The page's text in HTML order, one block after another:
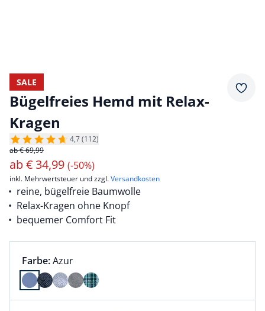
SALE
Bügelfreies Hemd mit Relax-
Kragen
4,7 (112)
ab € 69,99
ab€ 34,99 (-50%)
inkl. Mehrwertsteuer und zzgl.Versandkosten
reine, bügelfreie Baumwolle
Relax-Kragen ohne Knopf
bequemer Comfort Fit
Farbauswahl:
Farbe:aktuell ausgewählt:
Azur
Farbe Azur ausgewählt